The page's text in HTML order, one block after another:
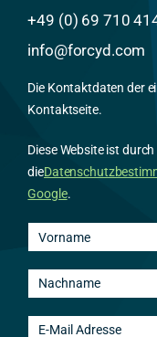
+49 (0) 69 710
info@forcyd.com
Die Kontaktdaten der
Kontaktseite.
Diese Website ist
die
Google.